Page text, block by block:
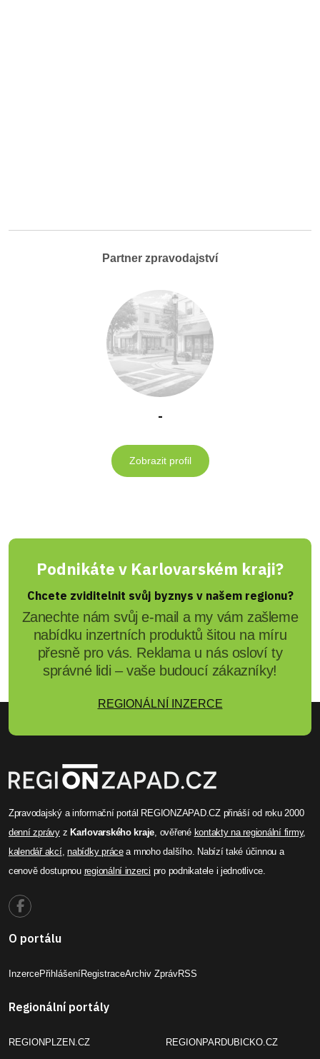
Partner zpravodajství
-
Zobrazit profil
Podnikáte v Karlovarském kraji?
Chcete zviditelnit svůj byznys v našem regionu?
Zanechte nám svůj e-mail a my vám zašleme
nabídku inzertních produktů šitou na míru
přesně pro vás. Reklama u nás osloví ty
správné lidi – vaše budoucí zákazníky!
REGIONÁLNÍ INZERCE
Zpravodajský a informační portál REGIONZAPAD.CZ přináší od roku 2000
denní zprávyz Karlovarského kraje, ověřené kontakty na regionální firmy,
kalendář akcí,nabídky prácea mnoho dalšího. Nabízí také účinnou a
cenově dostupnou regionální inzerci pro podnikatele i jednotlivce.
O portálu
InzercePřihlášeníRegistraceArchiv ZprávRSS
Regionální portály
REGIONPLZEN.CZ REGIONPARDUBICKO.CZ